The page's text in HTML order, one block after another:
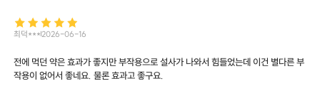
최덕***2026-06-16
전에 먹던 약은 효과가 좋지만 부작용으로 설사가 나와서 힘들었는데 이건 별다른 부
작용이 없어서 좋네요. 물론 효과고 좋구요.